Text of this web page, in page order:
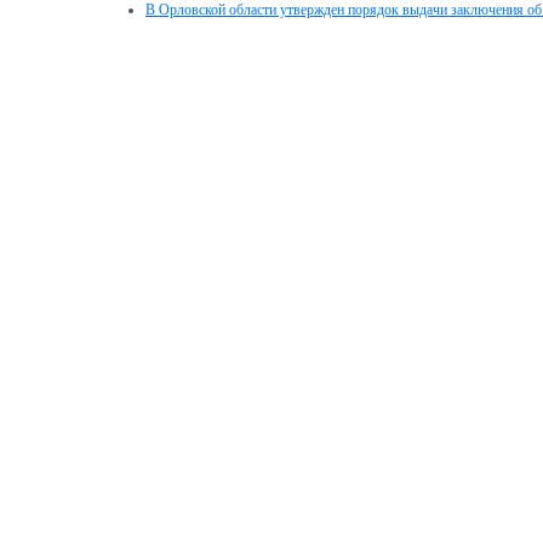
В Орловской области утвержден порядок выдачи заключения об